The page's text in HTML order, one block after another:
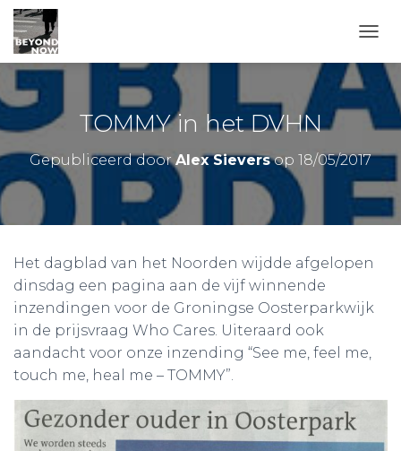
TOMMY in het DVHN
Gepubliceerd doorAlex Sieversop 18/05/2017
Het dagblad van het Noorden wijdde afgelopen
dinsdag een pagina aan de vijf winnende
inzendingen voor de Groningse Oosterparkwijk
in de prijsvraag Who Cares. Uiteraard ook
aandacht voor onze inzending “See me, feel me,
touch me, heal me – TOMMY”.